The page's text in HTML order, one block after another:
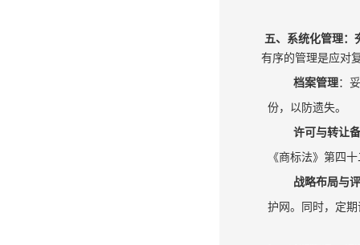
五、系统化管理：
有序的管理是应对
档案管理：
份，以防遗失。
许可与转让
《商标法》第四
战略布局与
护网。同时，定